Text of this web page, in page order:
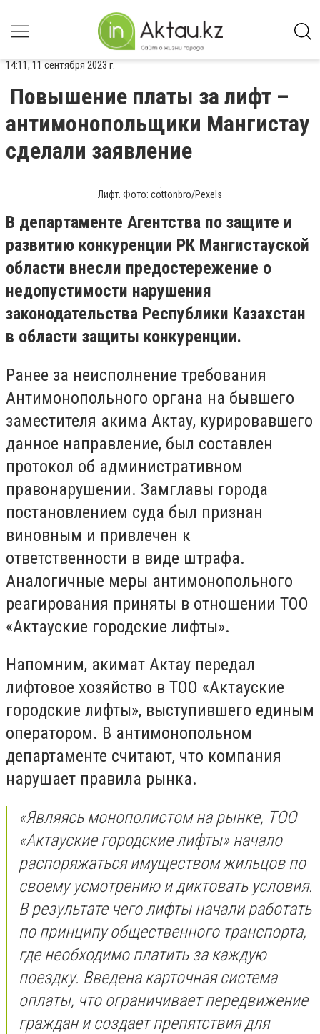
14:11, 11 сентября 2023 г.
Повышение платы за лифт –
антимонопольщики Мангистау
сделали заявление
Лифт. Фото: cottonbro/Pexels
В департаменте Агентства по защите и
развитию конкуренции РК Мангистауской
области внесли предостережение о
недопустимости нарушения
законодательства Республики Казахстан
в области защиты конкуренции.
Ранее за неисполнение требования
Антимонопольного органа на бывшего
заместителя акима Актау, курировавшего
данное направление, был составлен
протокол об административном
правонарушении. Замглавы города
постановлением суда был признан
виновным и привлечен к
ответственности в виде штрафа.
Аналогичные меры антимонопольного
реагирования приняты в отношении ТОО
«Актауские городские лифты».
Напомним, акимат Актау передал
лифтовое хозяйство в ТОО «Актауские
городские лифты», выступившего единым
оператором. В антимонопольном
департаменте считают, что компания
нарушает правила рынка.
«Являясь монополистом на рынке, ТОО
«Актауские городские лифты» начало
распоряжаться имуществом жильцов по
своему усмотрению и диктовать условия.
В результате чего лифты начали работать
по принципу общественного транспорта,
где необходимо платить за каждую
поездку. Введена карточная система
оплаты, что ограничивает передвижение
граждан и создает препятствия для